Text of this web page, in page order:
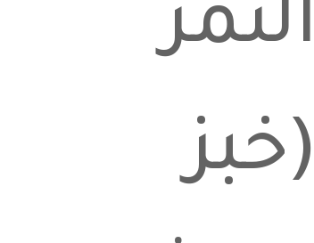
التمر
(خبز